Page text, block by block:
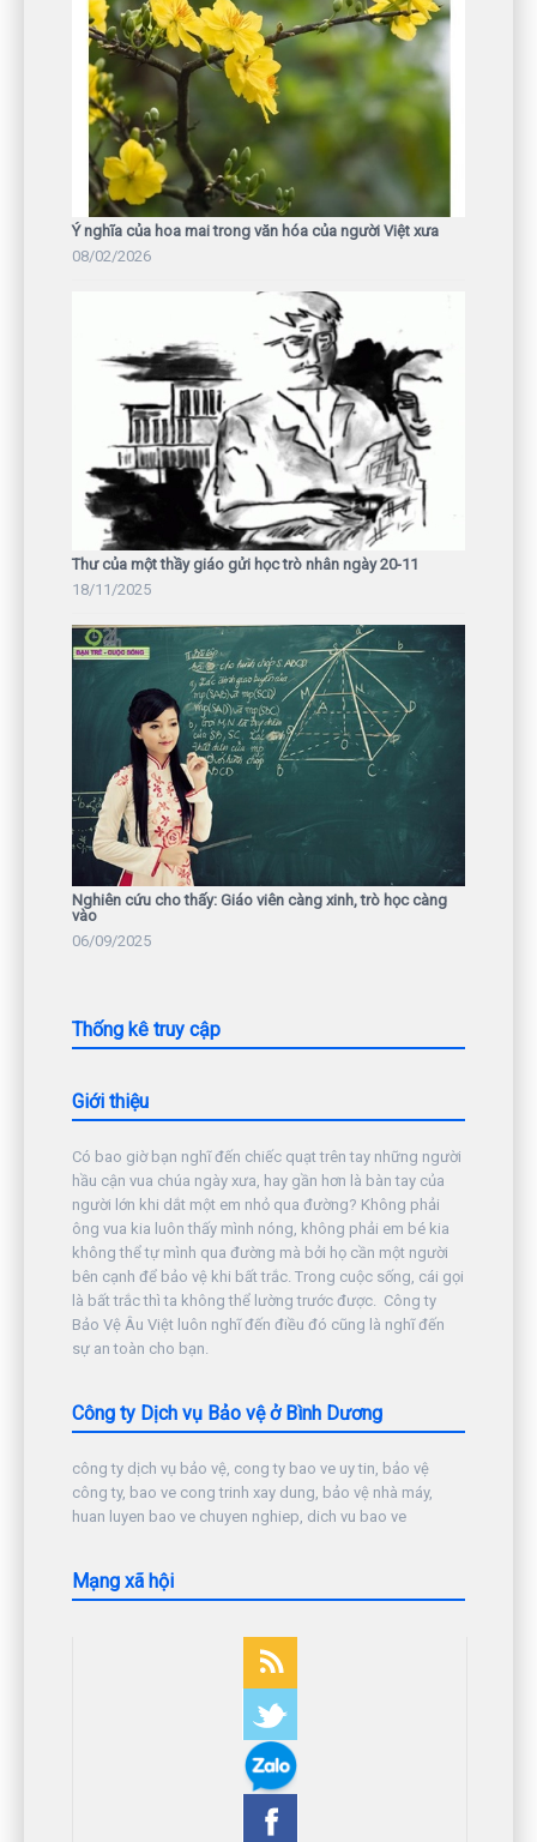
Ý nghĩa của hoa mai trong văn hóa của người Việt xưa
08/02/2026
Thư của một thầy giáo gửi học trò nhân ngày 20-11
18/11/2025
Nghiên cứu cho thấy: Giáo viên càng xinh, trò học càng
vào
06/09/2025
Thống kê truy cập
Giới thiệu
Có bao giờ bạn nghĩ đến chiếc quạt trên tay những người
hầu cận vua chúa ngày xưa, hay gần hơn là bàn tay của
người lớn khi dắt một em nhỏ qua đường? Không phải
ông vua kia luôn thấy mình nóng, không phải em bé kia
không thể tự mình qua đường mà bởi họ cần một người
bên cạnh để bảo vệ khi bất trắc. Trong cuộc sống, cái gọi
là bất trắc thì ta không thể lường trước được. Công ty
Bảo Vệ Âu Việt luôn nghĩ đến điều đó cũng là nghĩ đến
sự an toàn cho bạn.
Công ty Dịch vụ Bảo vệ ở Bình Dương
công ty dịch vụ bảo vệ, cong ty bao ve uy tin, bảo vệ
công ty, bao ve cong trinh xay dung, bảo vệ nhà máy,
huan luyen bao ve chuyen nghiep, dich vu bao ve
Mạng xã hội